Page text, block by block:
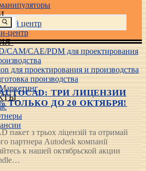
центр
центр
CAM/CAE/PDM для проектирования
для проектирования и производства
производства
ТРИ ЛИЦЕНЗИИ
ТОЛЬКО ДО 20 ОКТЯБРЯ!
з трьох ліцензій та отримай
партнера Autodesk компанії
к нашей октябрьской акции